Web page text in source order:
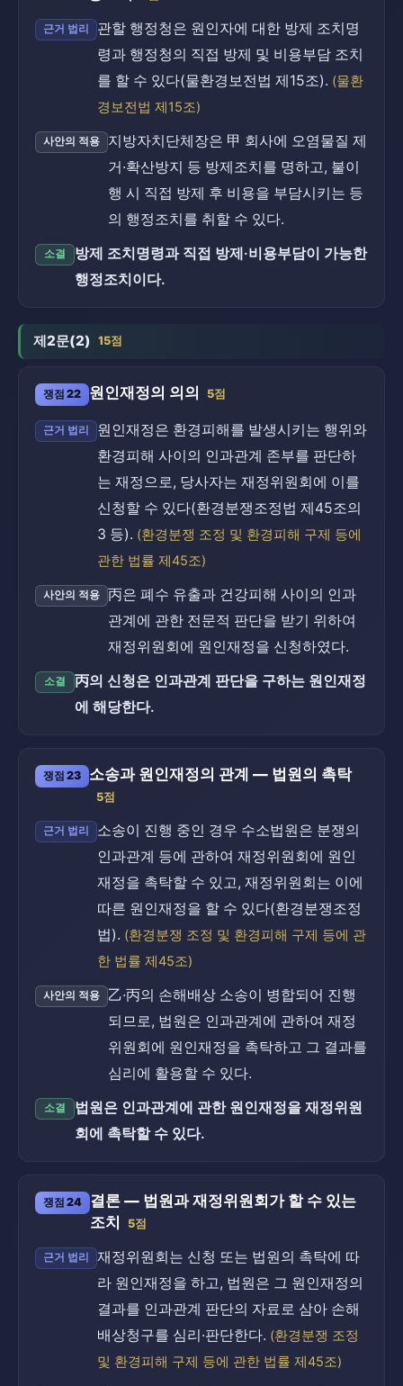
근거 법리
관할 행정청은 원인자에 대한 방제 조치명
령과 행정청의 직접 방제 및 비용부담 조치
를 할 수 있다(물환경보전법 제15조). (물환
경보전법 제15조)
사안의 적용
지방자치단체장은 甲 회사에 오염물질 제
거·확산방지 등 방제조치를 명하고, 불이
행 시 직접 방제 후 비용을 부담시키는 등
의 행정조치를 취할 수 있다.
소결
방제 조치명령과 직접 방제·비용부담이 가능한
행정조치이다.
제2문(2) 15점
쟁점 22 원인재정의 의의 5점
근거 법리
원인재정은 환경피해를 발생시키는 행위와
환경피해 사이의 인과관계 존부를 판단하
는 재정으로, 당사자는 재정위원회에 이를
신청할 수 있다(환경분쟁조정법 제45조의
3 등). (환경분쟁 조정 및 환경피해 구제 등에
관한 법률 제45조)
사안의 적용
丙은 폐수 유출과 건강피해 사이의 인과
관계에 관한 전문적 판단을 받기 위하여
재정위원회에 원인재정을 신청하였다.
소결
丙의 신청은 인과관계 판단을 구하는 원인재정
에 해당한다.
쟁점 23 소송과 원인재정의 관계 — 법원의 촉탁
5점
근거 법리
소송이 진행 중인 경우 수소법원은 분쟁의
인과관계 등에 관하여 재정위원회에 원인
재정을 촉탁할 수 있고, 재정위원회는 이에
따른 원인재정을 할 수 있다(환경분쟁조정
법). (환경분쟁 조정 및 환경피해 구제 등에 관
한 법률 제45조)
사안의 적용
乙·丙의 손해배상 소송이 병합되어 진행
되므로, 법원은 인과관계에 관하여 재정
위원회에 원인재정을 촉탁하고 그 결과를
심리에 활용할 수 있다.
소결
법원은 인과관계에 관한 원인재정을 재정위원
회에 촉탁할 수 있다.
쟁점 24
결론 — 법원과 재정위원회가 할 수 있는
조치
5점
근거 법리
재정위원회는 신청 또는 법원의 촉탁에 따
라 원인재정을 하고, 법원은 그 원인재정의
결과를 인과관계 판단의 자료로 삼아 손해
배상청구를 심리·판단한다. (환경분쟁 조정
및 환경피해 구제 등에 관한 법률 제45조)